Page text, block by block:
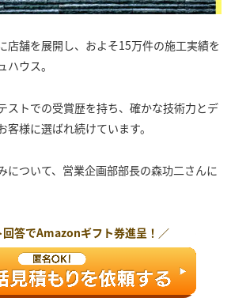
店舗を展開し、およそ15万件の施工実績を
ウス。
ストでの受賞歴を持ち、確かな技術力とデ
様に選ばれ続けています。
について、営業企画部部長の森功二さんに
回答でAmazonギフト券進呈！／